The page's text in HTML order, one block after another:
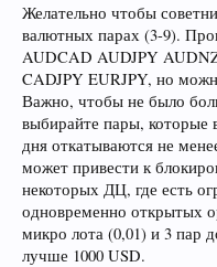
Желательно чтобы
валютных парах (3-9).
AUDCAD AUDJPY
CADJPY EURJPY, но
Важно, чтобы не было
выбирайте пары, которые
дня откатываются не
может привести к
некоторых ДЦ, где есть
одновременно открытых
микро лота (0,01) и 3 пар
лучше 1000 USD.